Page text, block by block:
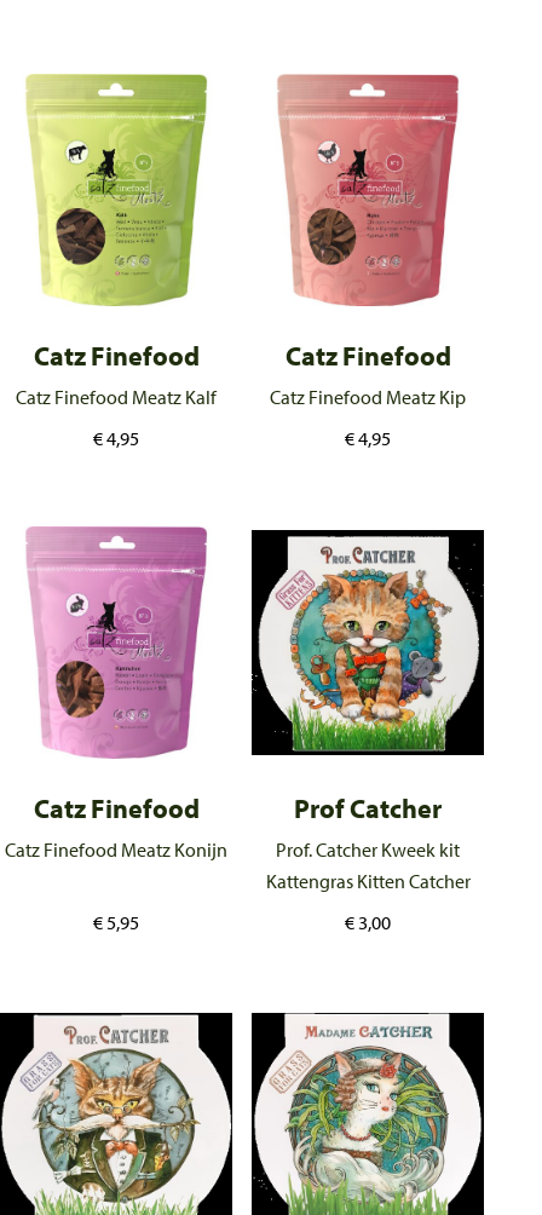
Catz Finefood
Catz Finefood Meatz Kalf
€4,95
Catz Finefood
Catz Finefood Meatz Kip
€4,95
Catz Finefood
Catz Finefood Meatz Konijn
€5,95
Prof Catcher
Prof. Catcher Kweek kit
Kattengras Kitten Catcher
€3,00